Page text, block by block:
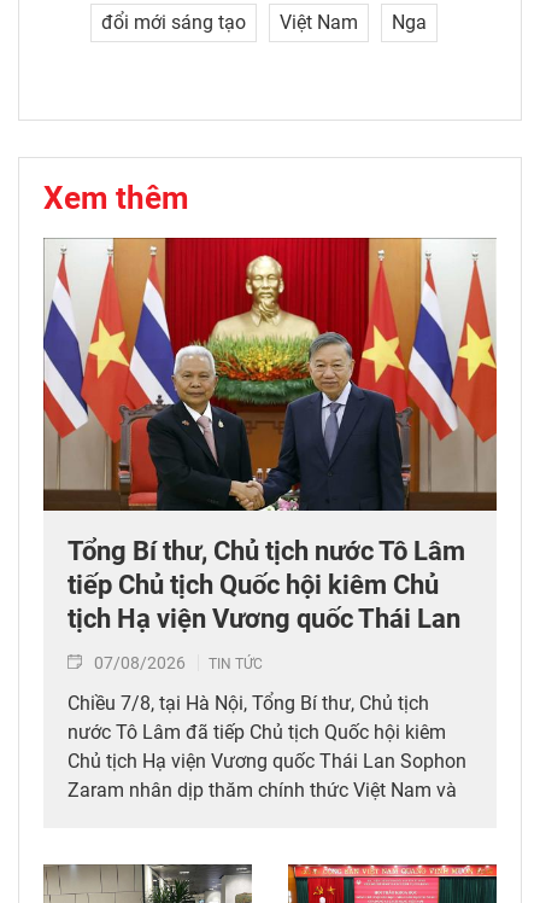
đổi mới sáng tạo
Việt Nam Nga
Xem thêm
Tổng Bí thư, Chủ tịch nước Tô Lâm
tiếp Chủ tịch Quốc hội kiêm Chủ
tịch Hạ viện Vương quốc Thái Lan
07/08/2026 TIN TỨC
Chiều 7/8, tại Hà Nội, Tổng Bí thư, Chủ tịch
nước Tô Lâm đã tiếp Chủ tịch Quốc hội kiêm
Chủ tịch Hạ viện Vương quốc Thái Lan Sophon
Zaram nhân dịp thăm chính thức Việt Nam và
(6/8/1976 – 6/8/2026).